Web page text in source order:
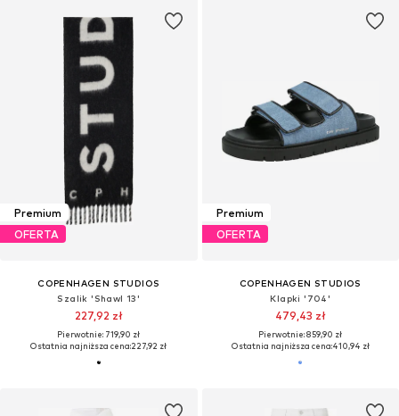
Premium
OFERTA
COPENHAGEN STUDIOS
Szalik 'Shawl 13'
227,92 zł
Pierwotnie: 719,90 zł
Ostatnia najniższa cena:227,92 zł
Premium
OFERTA
COPENHAGEN STUDIOS
Klapki '704'
479,43 zł
Pierwotnie: 859,90 zł
Ostatnia najniższa cena:410,94 zł